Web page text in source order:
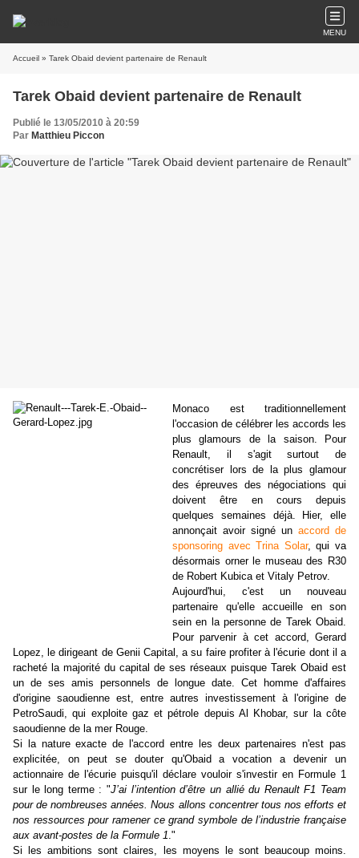
MENU
Accueil » Tarek Obaid devient partenaire de Renault
Tarek Obaid devient partenaire de Renault
Publié le 13/05/2010 à 20:59
Par Matthieu Piccon
Monaco est traditionnellement
l'occasion de célébrer les accords les
plus glamours de la saison. Pour
Renault, il s'agit surtout de
concrétiser lors de la plus glamour
des épreuves des négociations qui
doivent être en cours depuis
quelques semaines déjà. Hier, elle
annonçait avoir signé un accord de
sponsoring avec Trina Solar, qui va
désormais orner le museau des R30
de Robert Kubica et Vitaly Petrov.
Aujourd'hui, c'est un nouveau
partenaire qu'elle accueille en son
sein en la personne de Tarek Obaid.
Pour parvenir à cet accord, Gerard
Lopez, le dirigeant de Genii Capital, a su faire profiter à l'écurie dont il a
racheté la majorité du capital de ses réseaux puisque Tarek Obaid est
un de ses amis personnels de longue date. Cet homme d'affaires
d'origine saoudienne est, entre autres investissement à l'origine de
PetroSaudi, qui exploite gaz et pétrole depuis Al Khobar, sur la côte
saoudienne de la mer Rouge.
Si la nature exacte de l'accord entre les deux partenaires n'est pas
explicitée, on peut se douter qu'Obaid a vocation a devenir un
actionnaire de l'écurie puisqu'il déclare vouloir s'investir en Formule 1
sur le long terme : "J’ai l’intention d’être un allié du Renault F1 Team
pour de nombreuses années. Nous allons concentrer tous nos efforts et
nos ressources pour ramener ce grand symbole de l’industrie française
aux avant-postes de la Formule 1."
Si les ambitions sont claires, les moyens le sont beaucoup moins.